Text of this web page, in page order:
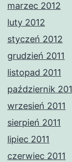
marzec 2012
luty 2012
styczeń 2012
grudzień 2011
listopad 2011
październik
wrzesień 2011
sierpień 2011
lipiec 2011
czerwiec 2011